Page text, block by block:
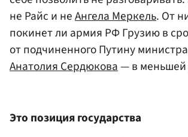
не Райс и неАнгела Меркель. От
покинет ли армия РФ Грузию в
от подчиненного Путину
Анатолия Сердюкова— в меньшей
Это позиция государства